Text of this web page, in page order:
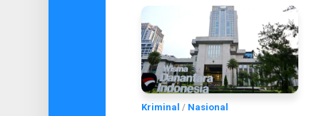
Kriminal / Nasional